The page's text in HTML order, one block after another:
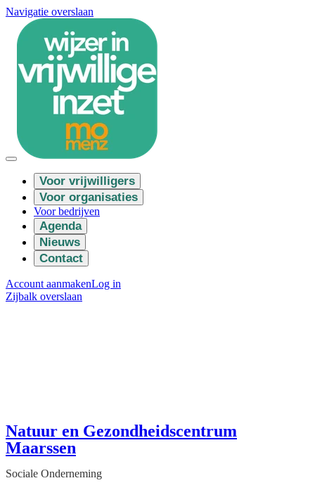
Navigatie overslaan
Voor vrijwilligers
Voor organisaties
Voor bedrijven
Agenda
Nieuws
Contact
Account aanmakenLog in
Zijbalk overslaan
Natuur en Gezondheidscentrum
Maarssen
Sociale Onderneming